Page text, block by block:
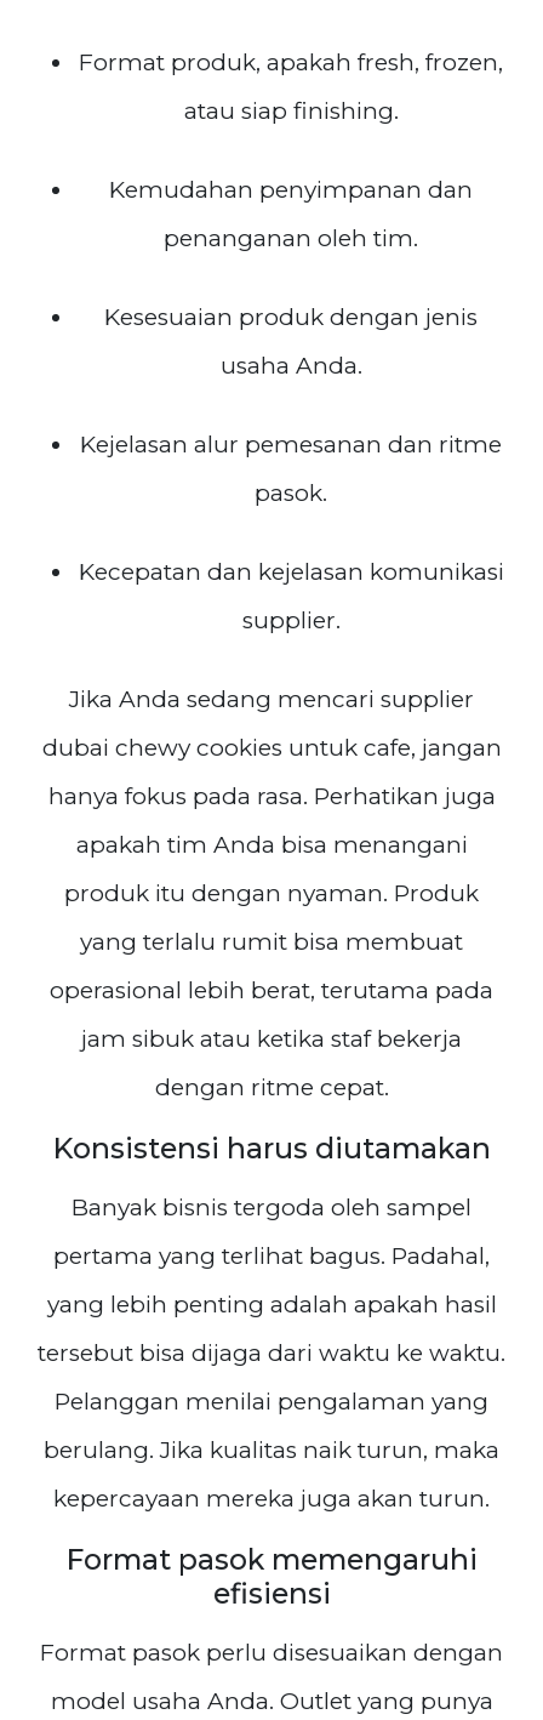
Format produk, apakah fresh, frozen,
atau siap finishing.
Kemudahan penyimpanan dan
penanganan oleh tim.
Kesesuaian produk dengan jenis
usaha Anda.
Kejelasan alur pemesanan dan ritme
pasok.
Kecepatan dan kejelasan komunikasi
supplier.
Jika Anda sedang mencari supplier
dubai chewy cookies untuk cafe, jangan
hanya fokus pada rasa. Perhatikan juga
apakah tim Anda bisa menangani
produk itu dengan nyaman. Produk
yang terlalu rumit bisa membuat
operasional lebih berat, terutama pada
jam sibuk atau ketika staf bekerja
dengan ritme cepat.
Konsistensi harus diutamakan
Banyak bisnis tergoda oleh sampel
pertama yang terlihat bagus. Padahal,
yang lebih penting adalah apakah hasil
tersebut bisa dijaga dari waktu ke waktu.
Pelanggan menilai pengalaman yang
berulang. Jika kualitas naik turun, maka
kepercayaan mereka juga akan turun.
Format pasok memengaruhi
efisiensi
Format pasok perlu disesuaikan dengan
model usaha Anda. Outlet yang punya